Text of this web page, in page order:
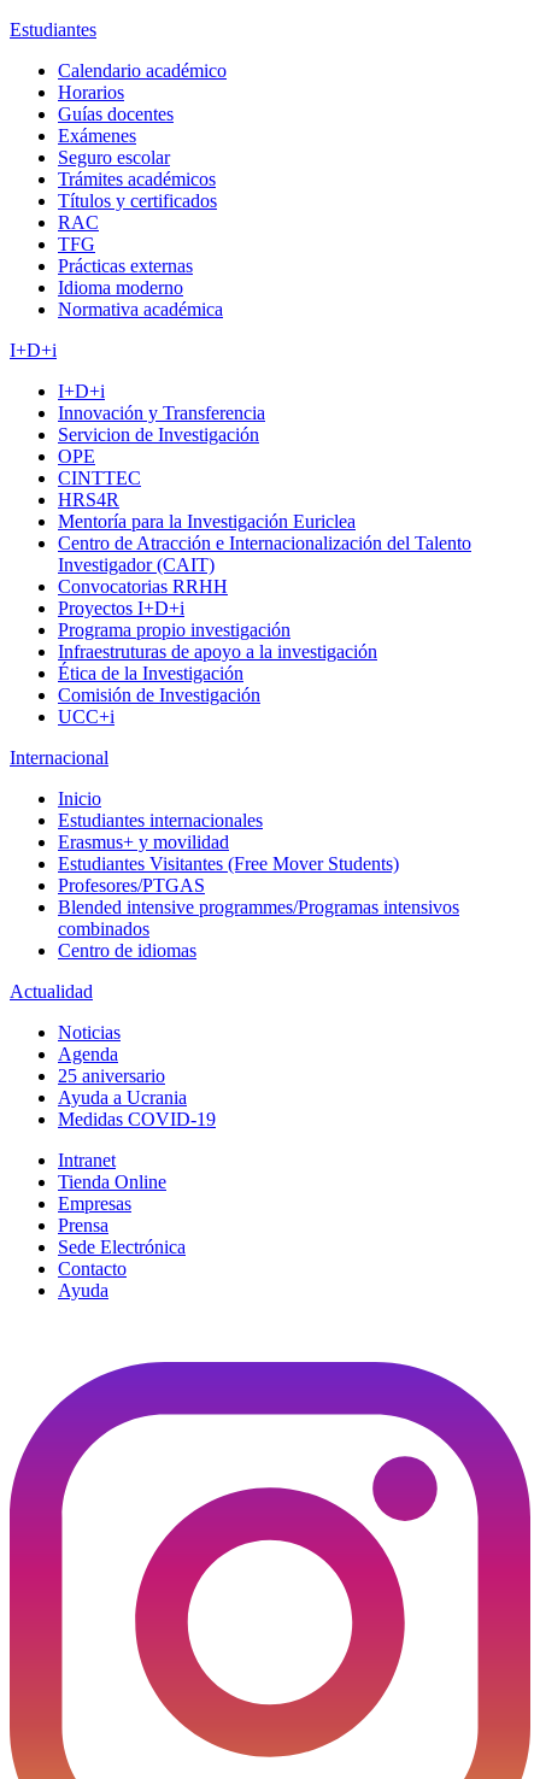
Estudiantes
Calendario académico
Horarios
Guías docentes
Exámenes
Seguro escolar
Trámites académicos
Títulos y certificados
RAC
TFG
Prácticas externas
Idioma moderno
Normativa académica
I+D+i
I+D+i
Innovación y Transferencia
Servicion de Investigación
OPE
CINTTEC
HRS4R
Mentoría para la Investigación Euriclea
Centro de Atracción e Internacionalización del Talento
Investigador (CAIT)
Convocatorias RRHH
Proyectos I+D+i
Programa propio investigación
Infraestruturas de apoyo a la investigación
Ética de la Investigación
Comisión de Investigación
UCC+i
Internacional
Inicio
Estudiantes internacionales
Erasmus+ y movilidad
Estudiantes Visitantes (Free Mover Students)
Profesores/PTGAS
Blended intensive programmes/Programas intensivos
combinados
Centro de idiomas
Actualidad
Noticias
Agenda
25 aniversario
Ayuda a Ucrania
Medidas COVID-19
Intranet
Tienda Online
Empresas
Prensa
Sede Electrónica
Contacto
Ayuda